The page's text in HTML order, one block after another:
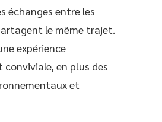
échanges entre les
le même trajet.
expérience
en plus des
et